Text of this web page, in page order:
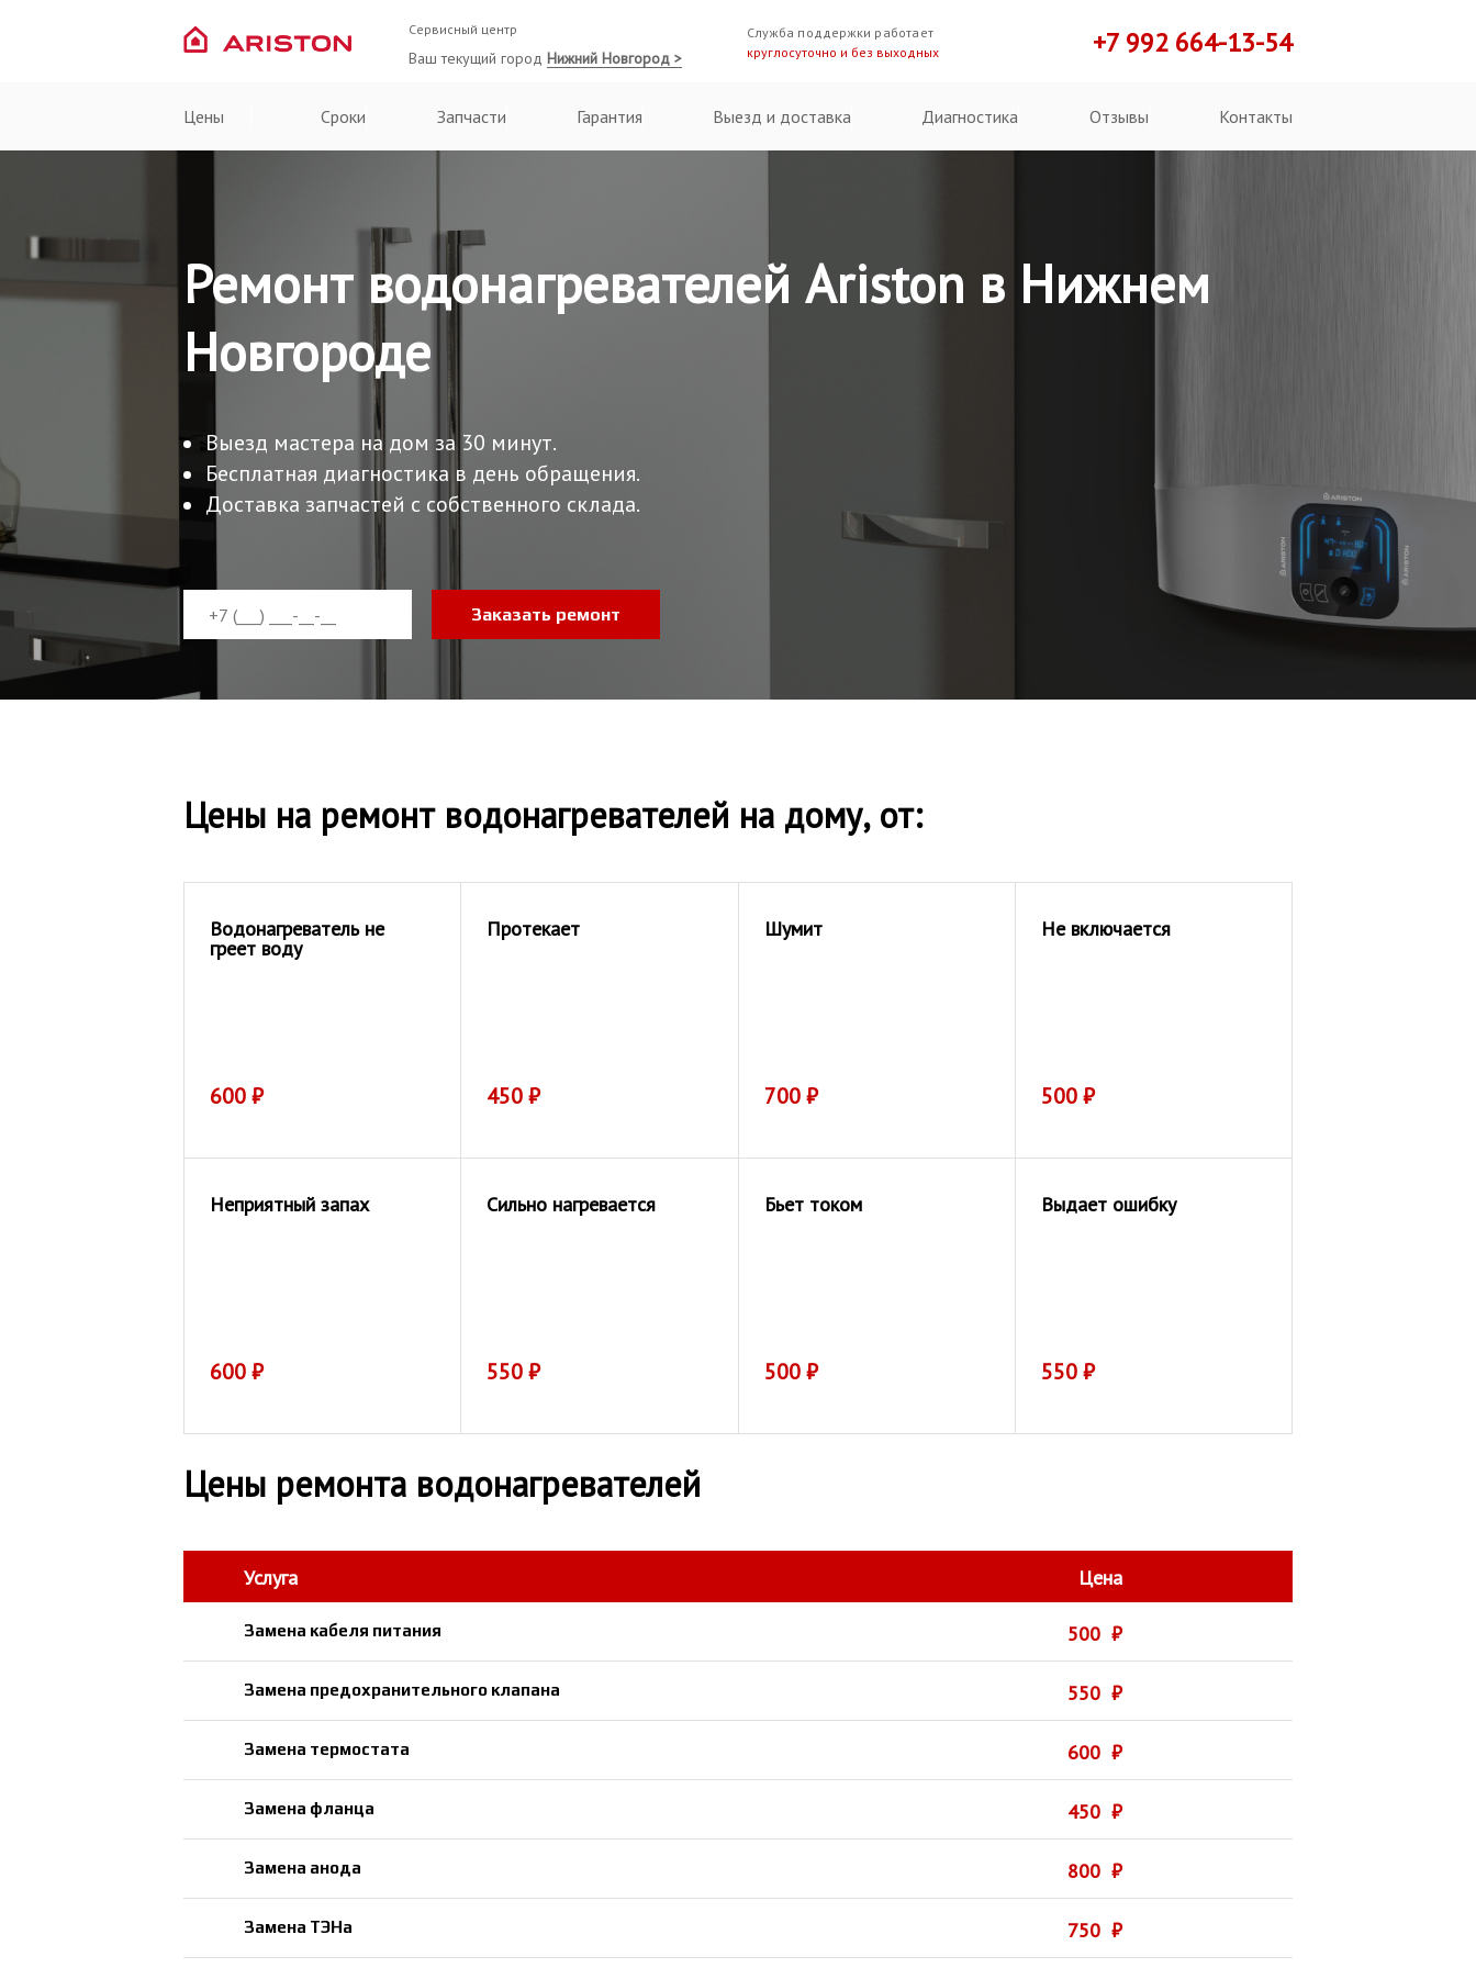
Сервисный центр
Ваш текущий город Нижний Новгород >
Служба поддержки работает
круглосуточно и без выходных
+7 992 664-13-54
Цены Сроки Запчасти Гарантия Выезд и доставка Диагностика Отзывы Контакты
Ремонт водонагревателей Ariston в Нижнем
Новгороде
Выезд мастера на дом за 30 минут.
Бесплатная диагностика в день обращения.
Доставка запчастей с собственного склада.
Заказать ремонт
Цены на ремонт водонагревателей на дому, от:
Водонагреватель не
греет воду
600₽
Протекает
450₽
Шумит
700₽
Не включается
500₽
Неприятный запах
600₽
Сильно нагревается
550₽
Бьет током
500₽
Выдает ошибку
550₽
Цены ремонта водонагревателей
Услуга Цена
Замена кабеля питания 500 ₽
Замена предохранительного клапана 550 ₽
Замена термостата 600 ₽
Замена фланца 450 ₽
Замена анода 800 ₽
Замена ТЭНа 750 ₽